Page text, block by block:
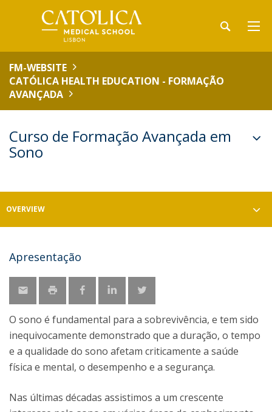
FM-WEBSITE
CATÓLICA HEALTH EDUCATION - FORMAÇÃO
AVANÇADA
Curso de Formação Avançada em
Sono
OVERVIEW
Apresentação
O sono é fundamental para a sobrevivência, e tem sido
inequivocamente demonstrado que a duração, o tempo
e a qualidade do sono afetam criticamente a saúde
física e mental, o desempenho e a segurança.
Nas últimas décadas assistimos a um crescente